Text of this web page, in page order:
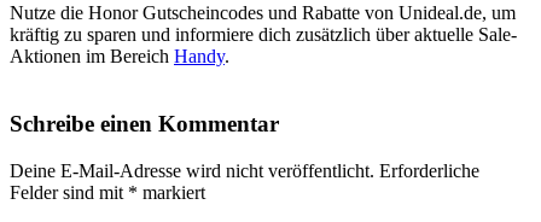
Nutze die Honor Gutscheincodes und Rabatte von Unideal.de, um
kräftig zu sparen und informiere dich zusätzlich über aktuelle Sale-
Aktionen im Bereich Handy.
Schreibe einen Kommentar
Deine E-Mail-Adresse wird nicht veröffentlicht. Erforderliche
Felder sind mit * markiert